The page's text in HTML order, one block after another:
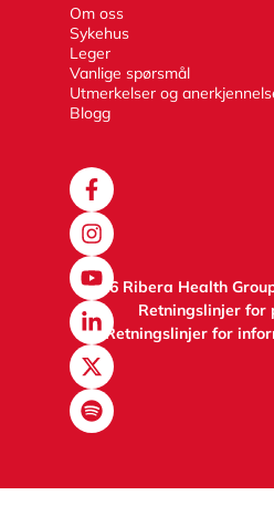
Om oss
Sykehus
Leger
Vanlige spørsmål
Utmerkelser og
Blogg
2026 Ribera Health
Retningslinjer for
Retningslinjer for